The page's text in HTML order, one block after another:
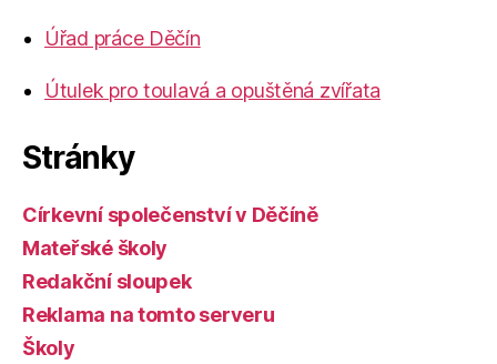
Úřad práce Děčín
Útulek pro toulavá a opuštěná zvířata
Stránky
Církevní společenství v Děčíně
Mateřské školy
Redakční sloupek
Reklama na tomto serveru
Školy